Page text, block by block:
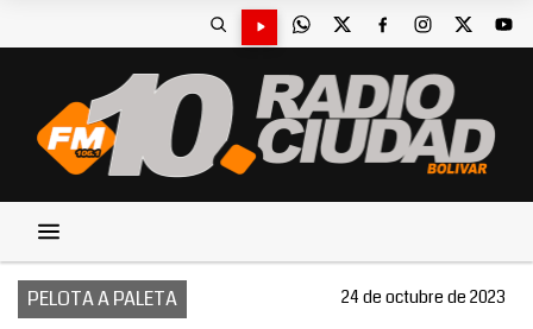
PELOTA A PALETA 24 de octubre de 2023